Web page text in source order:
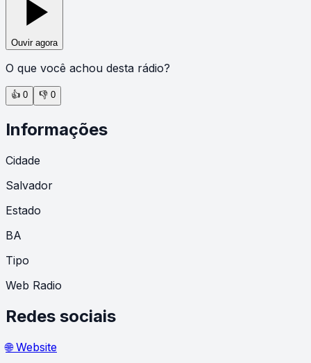
Ouvir agora
O que você achou desta rádio?
👍 0 👎 0
Informações
Cidade
Salvador
Estado
BA
Tipo
Web Radio
Redes sociais
🌐 Website